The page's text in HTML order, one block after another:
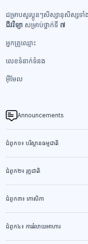
ជម្រាបសួរប្អូនៗសិស្សានុសិស្សទាំ
ជីវវិទ្យា សម្រាប់ថ្នាក់ទី ៧
អ្នកគ្រូឈ្មោះ
លេខទំនាក់ទំនង​
អ៊ីមែល
Announcements
ជំពូក១៖ បរិស្ថានធម្មជាតិ
ជំពូក២៖ រុក្ខជាតិ
ជំពូក៣៖ កោសិកា
ជំពូក៤៖ ការរំលាយអាហារ